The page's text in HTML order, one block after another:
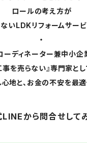
ロールの考え方が
ないLDKリフォームサー
・
ーディネーター兼中小
事を売らない』専門家とし
地と、お金の不安を最適
LINEから問合せして